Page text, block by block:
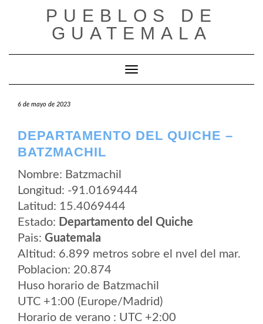
PUEBLOS DE
GUATEMALA
Cambiar modo de navegación
6 de mayo de 2023
DEPARTAMENTO DEL QUICHE –
BATZMACHIL
Nombre: Batzmachil
Longitud: -91.0169444
Latitud: 15.4069444
Estado: Departamento del Quiche
Pais: Guatemala
Altitud: 6.899 metros sobre el nvel del mar.
Poblacion: 20.874
Huso horario de Batzmachil
UTC +1:00 (Europe/Madrid)
Horario de verano : UTC +2:00